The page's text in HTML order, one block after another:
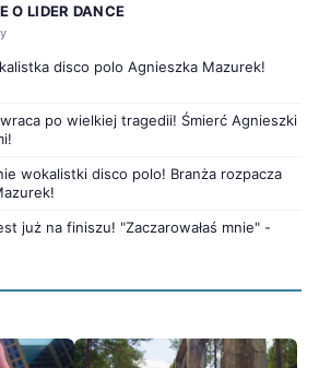
O LIDER DANCE
disco polo Agnieszka Mazurek!
po wielkiej tragedii! Śmierć Agnieszki
wokalistki disco polo! Branża rozpacza
już na finiszu! "Zaczarowałaś mnie" -